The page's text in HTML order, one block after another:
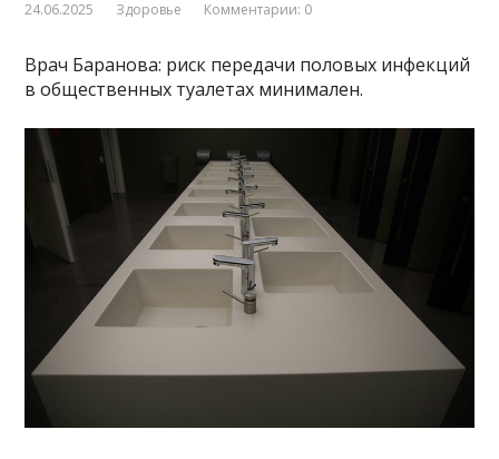
24.06.2025 Здоровье Комментарии: 0
Врач Баранова: риск передачи половых инфекций
в общественных туалетах минимален.